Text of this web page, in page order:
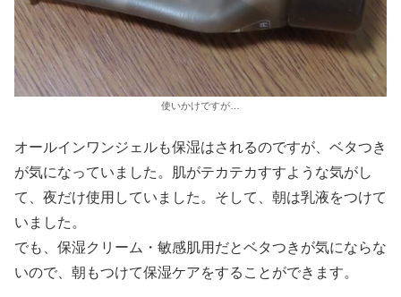
使いかけですが…
オールインワンジェルも保湿はされるのですが、ベタつき
が気になっていました。肌がテカテカすすような気がし
て、夜だけ使用していました。そして、朝は乳液をつけて
いました。
でも、保湿クリーム・敏感肌用だとベタつきが気にならな
いので、朝もつけて保湿ケアをすることができます。